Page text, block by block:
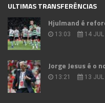
ULTIMAS TRANSFERÊNCIAS
Hjulmand é
13:03 14
Jorge Jesus é o
13:21 13